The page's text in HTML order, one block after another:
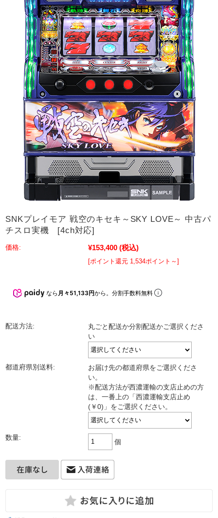
SNKプレイモア 戦空のキセキ～SKY LOVE～ 中古パ
チスロ実機 [4ch対応]
価格: ¥153,400 (税込)
[ポイント還元 1,534ポイント～]
なら 月々51,133円から。分割手数料無料
配送方法:
丸ごと配送か分割配送かご選択くださ
い
都道府県別送料:
お届け先の都道府県をご選択くださ
い。
※配送方法が西濃運輸の支店止めの方
は、一番上の「西濃運輸支店止め
(￥0)」をご選択ください。
数量:
個